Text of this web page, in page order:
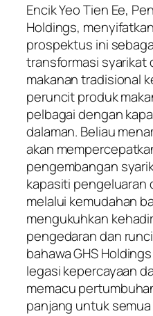
Encik Yeo Tien Ee,
Holdings,
prospektus ini
transformasi syarikat
makanan tradisional
peruncit produk
pelbagai dengan
dalaman. Beliau
akan
pengembangan
kapasiti pengeluaran
melalui kemudahan
mengukuhkan
pengedaran dan
bahawa GHS
legasi kepercayaan
memacu
panjang untuk